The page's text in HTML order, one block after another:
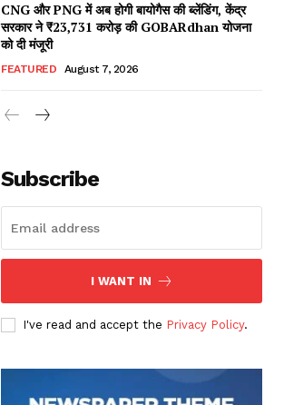
CNG और PNG में अब होगी बायोगैस की ब्लेंडिंग, केंद्र
सरकार ने ₹23,731 करोड़ की GOBARdhan योजना
को दी मंजूरी
FEATURED August 7, 2026
Subscribe
I WANT IN
I've read and accept the Privacy Policy.